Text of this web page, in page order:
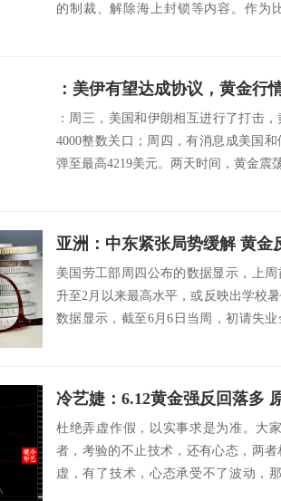
的制裁、解除海上封锁等内容。作为
：美伊有望达成协议，黄金行
：周三，美国和伊朗相互进行了打击
4000整数关口；周四，有消息成美国
弹至最高4219美元。两天时间，黄金震
亚洲：中东紧张局势缓解 黄金
美国劳工部周四公布的数据显示，上
升至2月以来最高水平，或反映出学校
数据显示，截至6月6日当周，初请失
冷艺婕：6.12黄金强反回落多
杜绝弄虚作假，以实事求是为准。大
者，考验的不止技术，还有心态，两
虚，有了技术，心态承受不了波动，